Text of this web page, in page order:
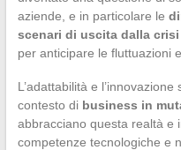
aziende, e in particolare le
scenari di uscita dalla crisi
per anticipare le fluttuazioni
L’adattabilità e
contesto di business in
abbracciano questa realtà e
competenze tecnologiche e